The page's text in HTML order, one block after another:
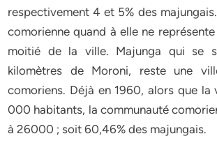
respectivement 4 et 5% des
comorienne quand à elle ne représente
moitié de la ville. Majunga qui se
kilomètres de Moroni, reste une
comoriens. Déjà en 1960, alors que
000 habitants, la communauté
à 26000 ; soit 60,46% des majungais.